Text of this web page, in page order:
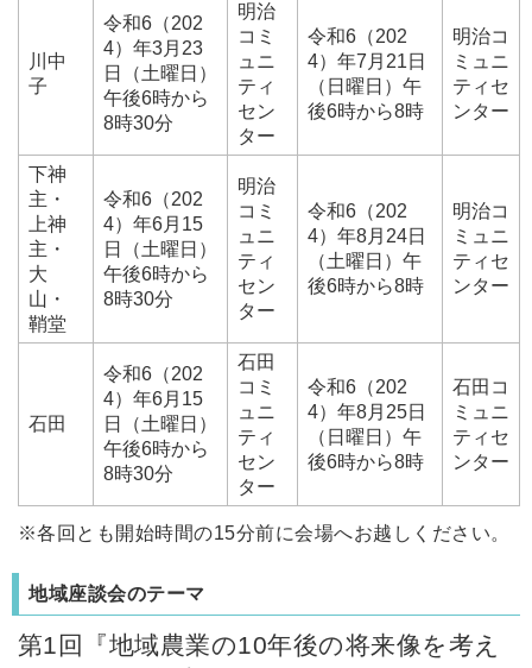
川中
子
令和6（202
4）年3月23
日（土曜日）
午後6時から
8時30分
明治
コミ
ュニ
ティ
セン
ター
令和6（202
4）年7月21日
（日曜日）午
後6時から8時
明治コ
ミュニ
ティセ
ンター
下神
主・
上神
主・
大
山・
鞘堂
令和6（202
4）年6月15
日（土曜日）
午後6時から
8時30分
明治
コミ
ュニ
ティ
セン
ター
令和6（202
4）年8月24日
（土曜日）午
後6時から8時
明治コ
ミュニ
ティセ
ンター
石田
令和6（202
4）年6月15
日（土曜日）
午後6時から
8時30分
石田
コミ
ュニ
ティ
セン
ター
令和6（202
4）年8月25日
（日曜日）午
後6時から8時
石田コ
ミュニ
ティセ
ンター
※各回とも開始時間の15分前に会場へお越しください。
地域座談会のテーマ
第1回『地域農業の10年後の将来像を考え